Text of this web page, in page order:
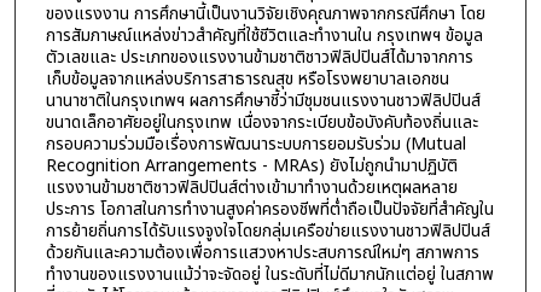
ของแรงงาน การศึกษานี้เป็นงานวิจัยเชิงคุณภาพจากกรณีศึกษา โดย
การสัมภาษณ์แหล่งข่าวสำคัญที่ใช้ชีวิตและทำงานใน กรุงเทพฯ ข้อมูล
ตัวเลขและ ประเภทของแรงงานข้ามชาติชาวฟิลิปปินส์ได้มาจากการ
เก็บข้อมูลจากแหล่งบริการสาธารณสุข หรือโรงพยาบาลเอกชน
นานาชาติในกรุงเทพฯ ผลการศึกษาชี้ว่ามีชุมชนแรงงานชาวฟิลิปปินส์
ขนาดเล็กอาศัยอยู่ในกรุงเทพ เนื่องจากระเบียบข้อบังคับท้องถิ่นและ
กรอบความร่วมมือเรื่องการพัฒนาระบบการยอมรับร่วม (Mutual
Recognition Arrangements - MRAs) ยังไม่ถูกนำมาปฏิบัติ
แรงงานข้ามชาติชาวฟิลิปปินส์ต่างเข้ามาทำงานด้วยเหตุผลหลาย
ประการ โอกาสในการทำงานสูงค่าครองชีพที่ต่ำถือเป็นปัจจัยที่สำคัญใน
การย้ายถิ่นการได้รับแรงจูงใจโดยกลุ่มเครือข่ายแรงงานชาวฟิลิปปินส์
ด้วยกันและความต้องเพื่อการแสวงหาประสบการณ์ใหม่ๆ สภาพการ
ทำงานของแรงงานแม้ว่าจะจัดอยู่ ในระดับที่ไม่ดีมากนักแต่อยู่ ในสภาพ